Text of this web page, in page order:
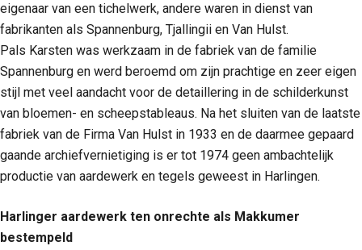
eigenaar van een tichelwerk, andere waren in dienst van
fabrikanten als Spannenburg, Tjallingii en Van Hulst.
Pals Karsten was werkzaam in de fabriek van de familie
Spannenburg en werd beroemd om zijn prachtige en zeer eigen
stijl met veel aandacht voor de detaillering in de schilderkunst
van bloemen- en scheepstableaus. Na het sluiten van de laatste
fabriek van de Firma Van Hulst in 1933 en de daarmee gepaard
gaande archiefvernietiging is er tot 1974 geen ambachtelijk
productie van aardewerk en tegels geweest in Harlingen.
Harlinger aardewerk ten onrechte als Makkumer
bestempeld